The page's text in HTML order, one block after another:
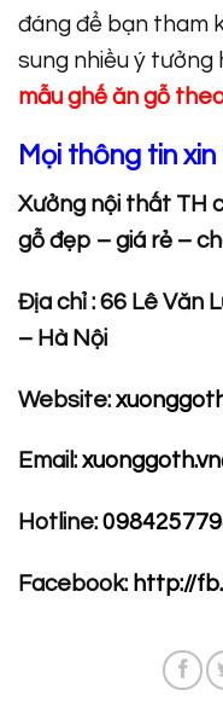
đáng để bạn tham
sung nhiều ý tưởng
mẫu ghế ăn gỗ
Mọi thông tin
Xưởng nội thất TH
gỗ đẹp – giá rẻ –
Địa chỉ : 66 Lê Văn
– Hà Nội
Website:
Email:
Hotline:
Facebook: http://